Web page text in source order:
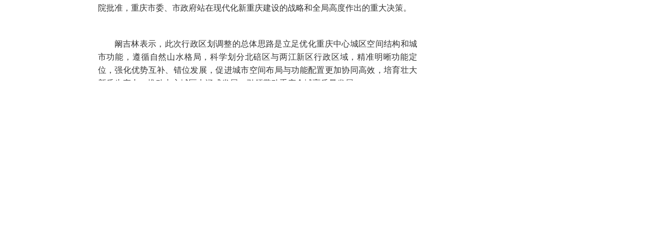
院批准，重庆市委、市政府站在现代化新重庆建设的战略和全局高度作出的重大决策。
阚吉林表示，此次行政区划调整的总体思路是立足优化重庆中心城区空间结构和城
市功能，遵循自然山水格局，科学划分北碚区与两江新区行政区域，精准明晰功能定
位，强化优势互补、错位发展，促进城市空间布局与功能配置更加协同高效，培育壮大
新质生产力，推动中心城区内涵式发展，引领带动重庆全域高质量发展。